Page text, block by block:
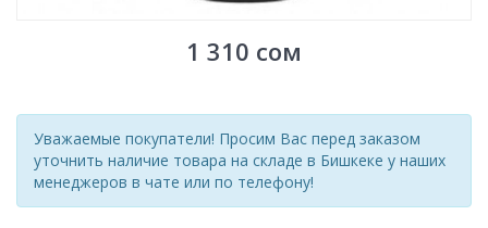
1 310 сом
Уважаемые покупатели! Просим Вас перед заказом
уточнить наличие товара на складе в Бишкеке у наших
менеджеров в чате или по телефону!